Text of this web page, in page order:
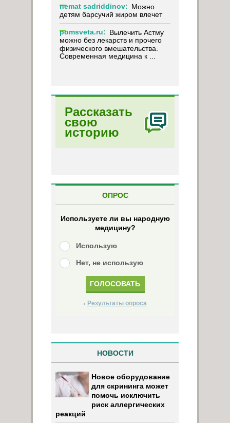
nemat sadriddinov: Можно
детям барсучий жиром влечет
pomsveta.ru: Вылечить Астму
можно без лекарств и прочего
физического вмешательства.
Современная медицина к ...
Рассказать
свою
историю
ОПРОС
Используете ли вы народную
медицину?
Использую
Нет, не использую
Результаты опроса
НОВОСТИ
Новое оборудование
для скрининга может
помочь исключить
риск аллергических
реакций